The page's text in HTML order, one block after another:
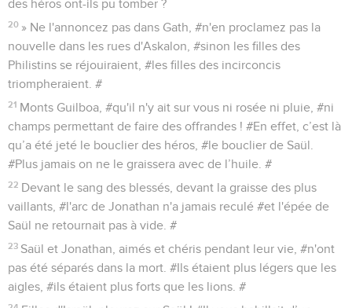
des héros ont-ils pu tomber ?
20 » Ne l'annoncez pas dans Gath, #n'en proclamez pas la
nouvelle dans les rues d'Askalon, #sinon les filles des
Philistins se réjouiraient, #les filles des incirconcis
triompheraient. #
21 Monts Guilboa, #qu'il n'y ait sur vous ni rosée ni pluie, #ni
champs permettant de faire des offrandes ! #En effet, c’est là
qu’a été jeté le bouclier des héros, #le bouclier de Saül.
#Plus jamais on ne le graissera avec de l’huile. #
22 Devant le sang des blessés, devant la graisse des plus
vaillants, #l'arc de Jonathan n'a jamais reculé #et l'épée de
Saül ne retournait pas à vide. #
23 Saül et Jonathan, aimés et chéris pendant leur vie, #n'ont
pas été séparés dans la mort. #Ils étaient plus légers que les
aigles, #ils étaient plus forts que les lions. #